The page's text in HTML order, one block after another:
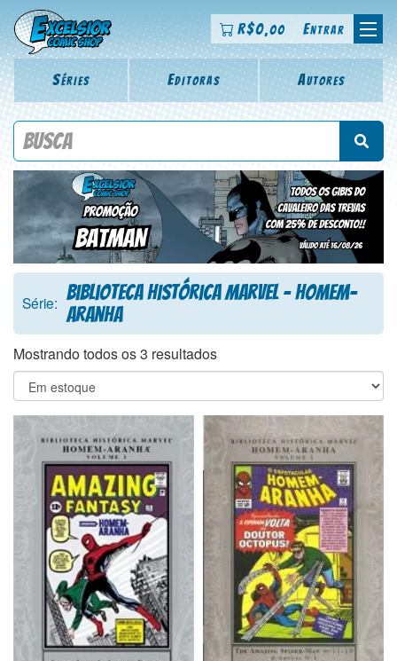
R$0,00 Entrar
Séries Editoras Autores
Procure por título da revista, personagem, série, escritor,
Série: Biblioteca Histórica Marvel - Homem-
Aranha
Mostrando todos os 3 resultados